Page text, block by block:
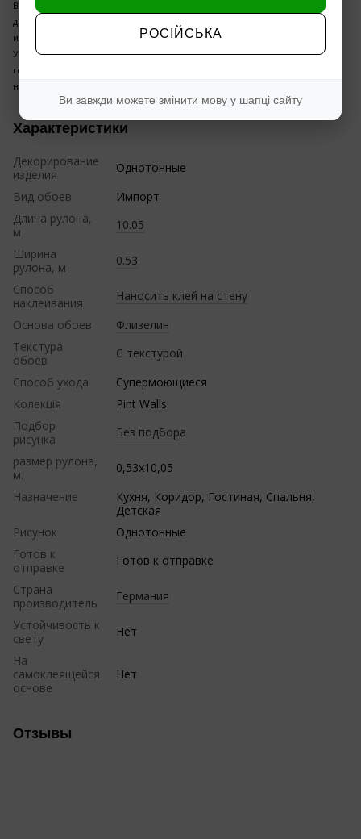
Вам купить обои недорого, недорогие обои для кухни, зала, гостиной,
детской, прихожей, коридора! Купить хорошие обои недорого, в
интернет- магазине дешево, - это к нам !
У нас лучшая цена на обои вспененный винил, флизелин, флизелин
горячее тиснение (шелкография) только проверенные дизайны
напрямую со склада производителя.
Характеристики
Декорирование
изделия
Однотонные
Вид обоев
Импорт
Длина рулона,
м
10.05
Ширина
рулона, м
0.53
Способ
наклеивания
Наносить клей на стену
Основа обоев
Флизелин
Текстура
обоев
С текстурой
Способ ухода
Супермоющиеся
Колекція
Pint Walls
Подбор
рисунка
Без подбора
размер рулона,
м.
0,53х10,05
Назначение
Кухня, Коридор, Гостиная, Спальня,
Детская
Рисунок
Однотонные
Готов к
отправке
Готов к отправке
Страна
производитель
Германия
Устойчивость к
свету
Нет
На
самоклеящейся
основе
Нет
Отзывы
РОСІЙСЬКА
Ви завжди можете змінити мову у шапці сайту